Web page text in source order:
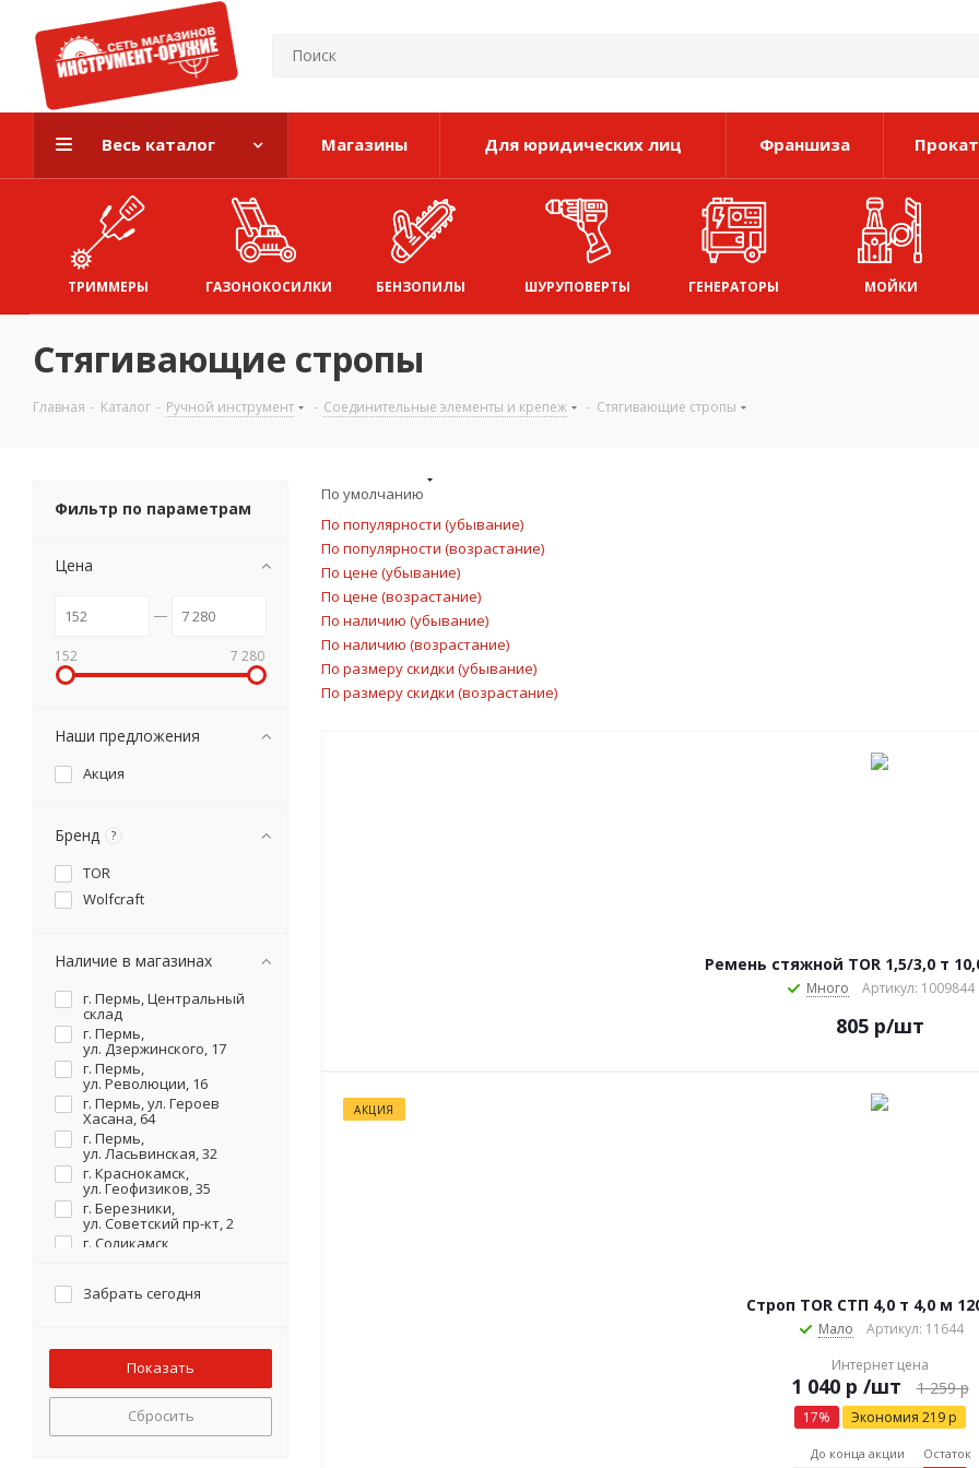
Весь каталог Магазины Для юридических лиц Франшиза Прокат
ТРИММЕРЫ ГАЗОНОКОСИЛКИ БЕНЗОПИЛЫ ШУРУПОВЕРТЫ ГЕНЕРАТОРЫ МОЙКИ
Стягивающие стропы
Главная - Каталог - Ручной инструмент - Соединительные элементы и крепеж - Стягивающие стропы
По умолчанию
По популярности (убывание)
По популярности (возрастание)
По цене (убывание)
По цене (возрастание)
По наличию (убывание)
По наличию (возрастание)
По размеру скидки (убывание)
По размеру скидки (возрастание)
Ремень стяжной TOR 1,5/3,0 т
Много Артикул: 1009844
805р/шт
АКЦИЯ
Строп TOR СТП 4,0 т 4,0 м
Мало
Артикул: 11644
Интернет цена
р /шт 1 259р
17% Экономия 219р
До конца акции Остаток
Фильтр по параметрам
Цена
152 7 280
Наши предложения
Акция
Бренд ?
TOR
Wolfcraft
Наличие в магазинах
г. Пермь, Центральный
склад
г. Пермь,
ул. Дзержинского, 17
г. Пермь,
ул. Революции, 16
г. Пермь, ул. Героев
Хасана, 64
г. Пермь,
ул. Ласьвинская, 32
г. Краснокамск,
ул. Геофизиков, 35
г. Березники,
ул. Советский пр-кт, 2
г. Соликамск,
Забрать сегодня
Сбросить